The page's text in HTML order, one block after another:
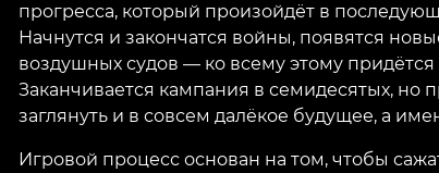
прогресса, который произойдёт в
Начнутся и закончатся войны, появятся
воздушных судов — ко всему этому придётся
Заканчивается кампания в семидесятых,
заглянуть и в совсем далёкое будущее, а
Игровой процесс основан на том, чтобы